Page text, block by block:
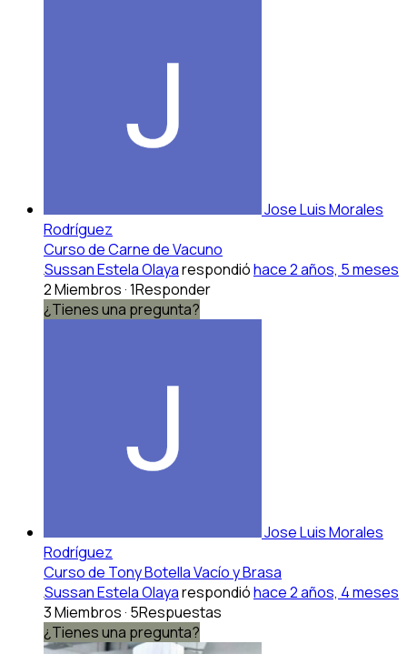
Jose Luis Morales
Rodríguez
Curso de Carne de Vacuno
Sussan Estela Olayarespondióhace 2 años, 5 meses
2 Miembros·1Responder
¿Tienes una pregunta?
Jose Luis Morales
Rodríguez
Curso de Tony Botella Vacío y Brasa
Sussan Estela Olayarespondióhace 2 años, 4 meses
3 Miembros· 5Respuestas
¿Tienes una pregunta?